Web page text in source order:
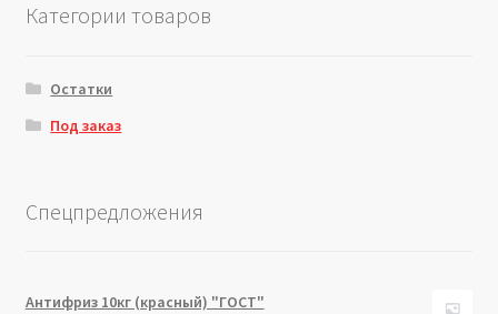
Категории товаров
Остатки
Под заказ
Спецпредложения
Антифриз 10кг (красный) "ГОСТ"